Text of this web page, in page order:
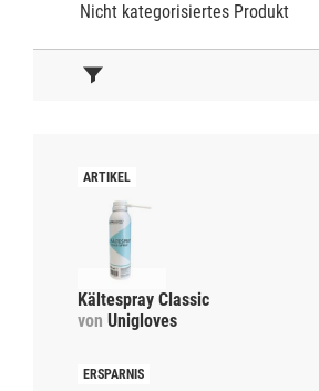
Nicht kategorisiertes Produkt
Kältespray Classic
von Unigloves